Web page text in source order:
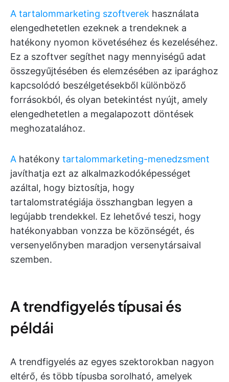
A tartalommarketing szoftverek használata
elengedhetetlen ezeknek a trendeknek a
hatékony nyomon követéséhez és kezeléséhez.
Ez a szoftver segíthet nagy mennyiségű adat
összegyűjtésében és elemzésében az iparághoz
kapcsolódó beszélgetésekből különböző
forrásokból, és olyan betekintést nyújt, amely
elengedhetetlen a megalapozott döntések
meghozatalához.
A hatékony tartalommarketing-menedzsment
javíthatja ezt az alkalmazkodóképességet
azáltal, hogy biztosítja, hogy
tartalomstratégiája összhangban legyen a
legújabb trendekkel. Ez lehetővé teszi, hogy
hatékonyabban vonzza be közönségét, és
versenyelőnyben maradjon versenytársaival
szemben.
A trendfigyelés típusai és
példái
A trendfigyelés az egyes szektorokban nagyon
eltérő, és több típusba sorolható, amelyek